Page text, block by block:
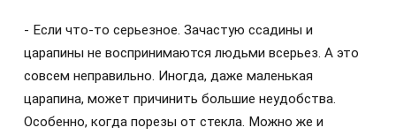
- Если что-то серьезное. Зачастую ссадины и
царапины не воспринимаются людьми всерьез. А это
совсем неправильно. Иногда, даже маленькая
царапина, может причинить большие неудобства.
Особенно, когда порезы от стекла. Можно же и